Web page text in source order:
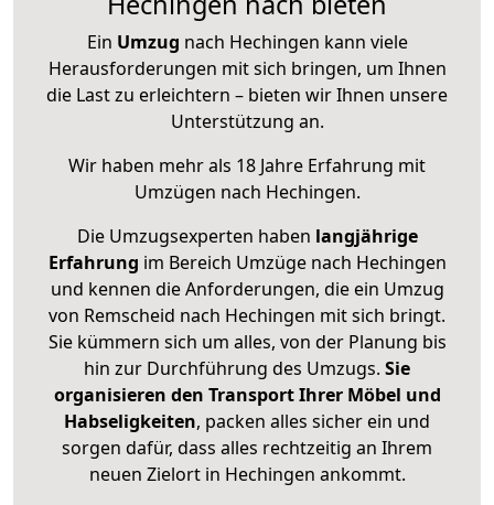
Ein Umzug nach Hechingen kann viele
Herausforderungen mit sich bringen, um Ihnen
die Last zu erleichtern – bieten wir Ihnen unsere
Unterstützung an.
Wir haben mehr als 18 Jahre Erfahrung mit
Umzügen nach Hechingen.
Die Umzugsexperten haben langjährige
Erfahrung im Bereich Umzüge nach Hechingen
und kennen die Anforderungen, die ein Umzug
von Remscheid nach Hechingen mit sich bringt.
Sie kümmern sich um alles, von der Planung bis
hin zur Durchführung des Umzugs. Sie
organisieren den Transport Ihrer Möbel und
Habseligkeiten, packen alles sicher ein und
sorgen dafür, dass alles rechtzeitig an Ihrem
neuen Zielort in Hechingen ankommt.